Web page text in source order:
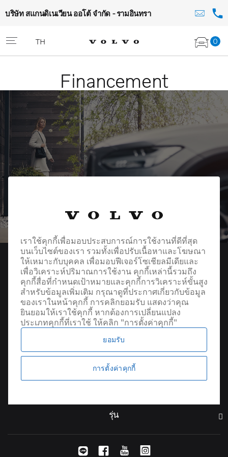
บริษัท สแกนดิเนเวียน ออโต้ จำกัด - รามอินทรา
0
TH
Financement
Volvo Selekt
ค้นหาผู้จัดจำหน่าย
รุ่น
เราใช้คุกกี้เพื่อมอบประสบการณ์การใช้งานที่ดีที่สุด
บนเว็บไซต์ของเรา รวมทั้งเพื่อปรับเนื้อหาและโฆษณา
ให้เหมาะกับบุคคล เพื่อมอบฟีเจอร์โซเชียลมีเดียและ
เพื่อวิเคราะห์ปริมาณการใช้งาน คุกกี้เหล่านี้รวมถึง
คุกกี้สื่อที่กำหนดเป้าหมายและคุกกี้การวิเคราะห์ขั้นสูง
สำหรับข้อมูลเพิ่มเติม กรุณาดูที่ประกาศเกี่ยวกับข้อมูล
ของเราในหน้าคุกกี้ การคลิกยอมรับ แสดงว่าคุณ
ยินยอมให้เราใช้คุกกี้ หากต้องการเปลี่ยนแปลง
ประเภทคุกกี้ที่เราใช้ ให้คลิก "การตั้งค่าคุกกี้"
ยอมรับ
การตั้งค่าคุกกี้